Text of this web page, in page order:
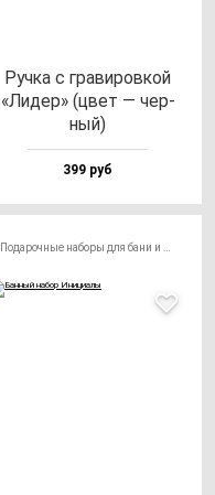
Руч­ка с гра­ви­ров­кой
«Лидер» (цвет — чер­
ный)
399 руб